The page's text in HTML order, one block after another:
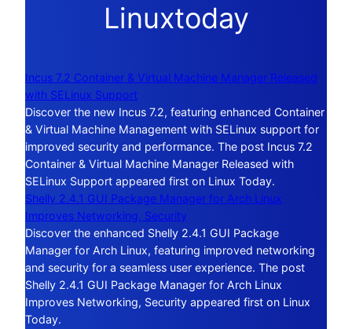
Linuxtoday
Incus 7.2 Container & Virtual Machine Manager Released
with SELinux Support
Discover the new Incus 7.2, featuring enhanced Container
& Virtual Machine Management with SELinux support for
improved security and performance. The post Incus 7.2
Container & Virtual Machine Manager Released with
SELinux Support appeared first on Linux Today.
Shelly 2.4.1 GUI Package Manager for Arch Linux
Improves Networking, Security
Discover the enhanced Shelly 2.4.1 GUI Package
Manager for Arch Linux, featuring improved networking
and security for a seamless user experience. The post
Shelly 2.4.1 GUI Package Manager for Arch Linux
Improves Networking, Security appeared first on Linux
Today.